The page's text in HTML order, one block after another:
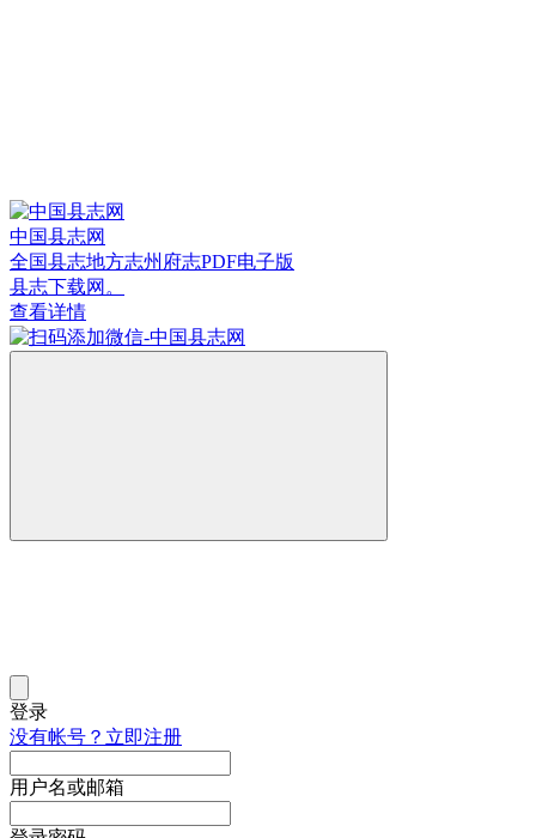
中国县志网
全国县志地方志州府志PDF电子版
县志下载网。
查看详情
登录
没有帐号？立即注册
用户名或邮箱